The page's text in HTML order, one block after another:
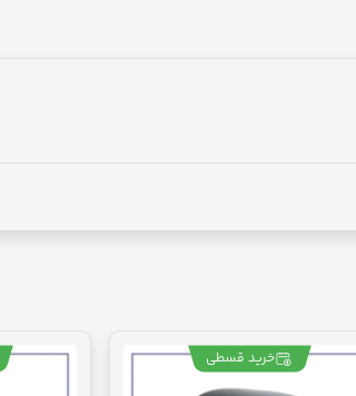
خرید قسطی